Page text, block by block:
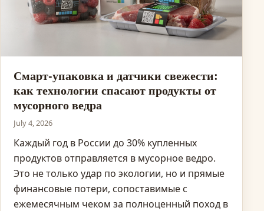
Смарт-упаковка и датчики свежести:
как технологии спасают продукты от
мусорного ведра
July 4, 2026
Каждый год в России до 30% купленных
продуктов отправляется в мусорное ведро.
Это не только удар по экологии, но и прямые
финансовые потери, сопоставимые с
ежемесячным чеком за полноценный поход в